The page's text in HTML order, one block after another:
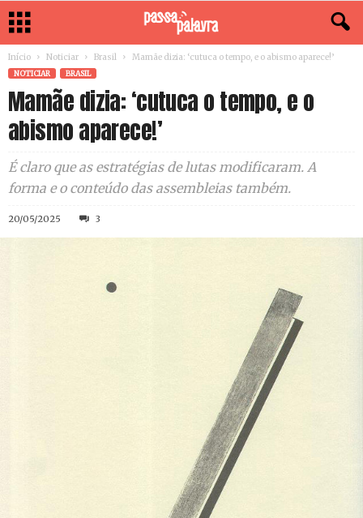
Início Noticiar Brasil Mamãe dizia: ‘cutuca o tempo, e o abismo aparece!’
NOTICIAR BRASIL
Mamãe dizia: ‘cutuca o tempo, e o
abismo aparece!’
É claro que as estratégias de lutas modificaram. A
forma e o conteúdo das assembleias também.
20/05/2025 3